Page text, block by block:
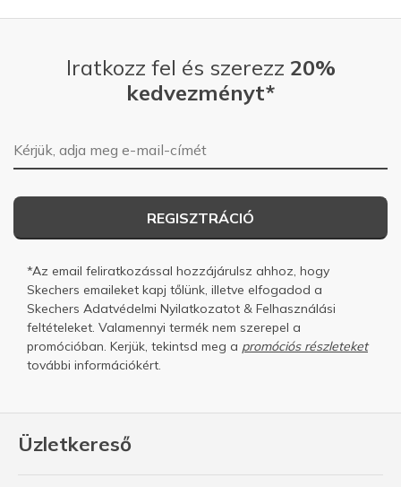
Üzletkereső
Iratkozz fel és szerezz 20%
kedvezményt*
E-mail-cím
REGISZTRÁCIÓ
*Az email feliratkozással hozzájárulsz ahhoz, hogy
Skechers emaileket kapj tőlünk, illetve elfogadod a
Skechers Adatvédelmi Nyilatkozatot & Felhasználási
feltételeket. Valamennyi termék nem szerepel a
promócióban. Kerjük, tekintsd meg a promóciós részleteket
további információkért.